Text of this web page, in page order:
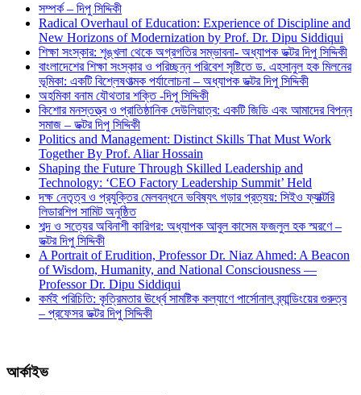
সম্পর্ক – দিপু সিদ্দিকী
Radical Overhaul of Education: Experience of Discipline and
New Horizons of Modernization by Prof. Dr. Dipu Siddiqui
শিক্ষা সংস্কার: শৃঙ্খলা থেকে অগ্রগতির সম্ভাবনা- অধ্যাপক ডক্টর দিপু সিদ্দিকী
বাংলাদেশের শিক্ষা সংস্কার ও পরিচ্ছন্ন পরিবেশ সৃষ্টিতে ড. এহসানুল হক মিলনের
ভূমিকা: একটি বিশ্লেষণাত্মক পর্যালোচনা – অধ্যাপক ডক্টর দিপু সিদ্দিকী
অহমিকা বনাম যৌথতার শক্তি -দিপু সিদ্দিকী
কিশোর মনস্তত্ত্ব ও প্রাতিষ্ঠানিক দেউলিয়াত্ব: একটি জিডি এবং আমাদের বিপন্ন
সমাজ – ডক্টর দিপু সিদ্দিকী
Politics and Management: Distinct Skills That Must Work
Together By Prof. Aliar Hossain
Shaping the Future Through Skilled Leadership and
Technology: ‘CEO Factory Leadership Summit’ Held
দক্ষ নেতৃত্ব ও প্রযুক্তির মেলবন্ধনে ভবিষ্যৎ গড়ার প্রত্যয়: সিইও ফ্যাক্টরি
লিডারশিপ সামিট অনুষ্ঠিত
শব্দ ও সত্যের অবিনাশী কারিগর: অধ্যাপক আবুল কাসেম ফজলুল হক স্মরণে –
ডক্টর দিপু সিদ্দিকী
A Portrait of Erudition, Professor Dr. Niaz Ahmed: A Beacon
of Wisdom, Humanity, and National Consciousness —
Professor Dr. Dipu Siddiqui
কর্মই পরিচিতি: কৃত্রিমতার ঊর্ধ্বে সামষ্টিক কল্যাণে পার্সোনাল ব্র্যান্ডিংয়ের গুরুত্ব
– প্রফেসর ডক্টর দিপু সিদ্দিকী
আর্কাইভ